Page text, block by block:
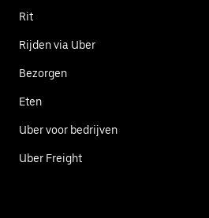
Rit
Rijden via Uber
Bezorgen
Eten
Uber voor bedrijven
Uber Freight